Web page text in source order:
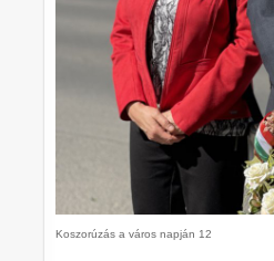
Koszorúzás a város napján 12